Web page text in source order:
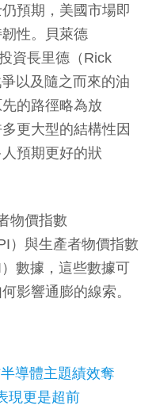
預期，美國市場即
性。貝萊德
資長里德（Rick
以及隨之而來的油
的路徑略為放
更大型的結構性因
預期更好的狀
物價指數
）與生產者物價指數
數據，這些數據可
影響通膨的線索。
導體主題績效奪
現更是超前